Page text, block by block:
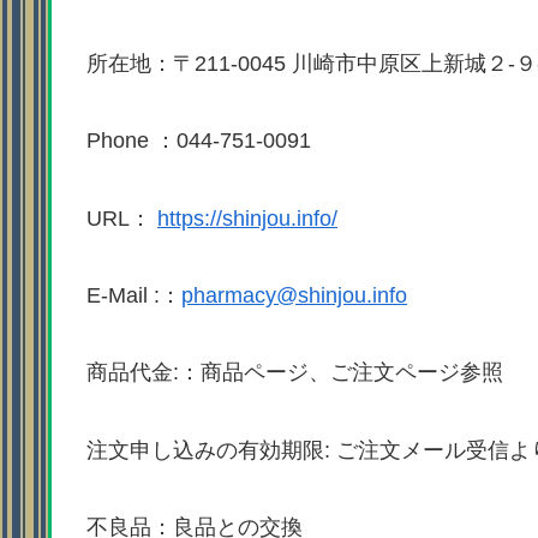
所在地：〒211-0045 川崎市中原区上新城２-
Phone ：044-751-0091
URL： https://shinjou.info/
E-Mail :： pharmacy@shinjou.info
商品代金:：商品ページ、ご注文ページ参照
注文申し込みの有効期限: ご注文メール受信よ
不良品：良品との交換